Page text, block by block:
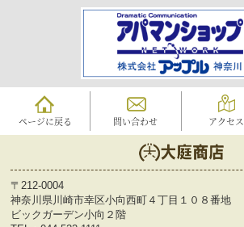
ページに戻る 問い合わせ アクセス
〒212-0004
神奈川県川崎市幸区小向西町４丁目１０８番地
ビックガーデン小向２階